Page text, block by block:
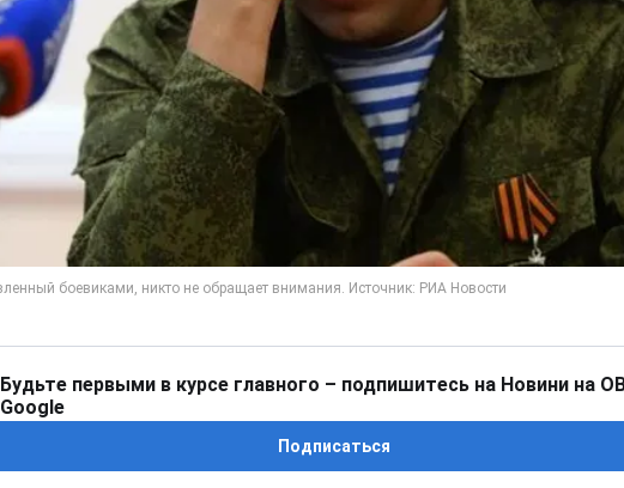
Будьте первыми в курсе главного – подпишитесь на Новини на
Google
Подписаться